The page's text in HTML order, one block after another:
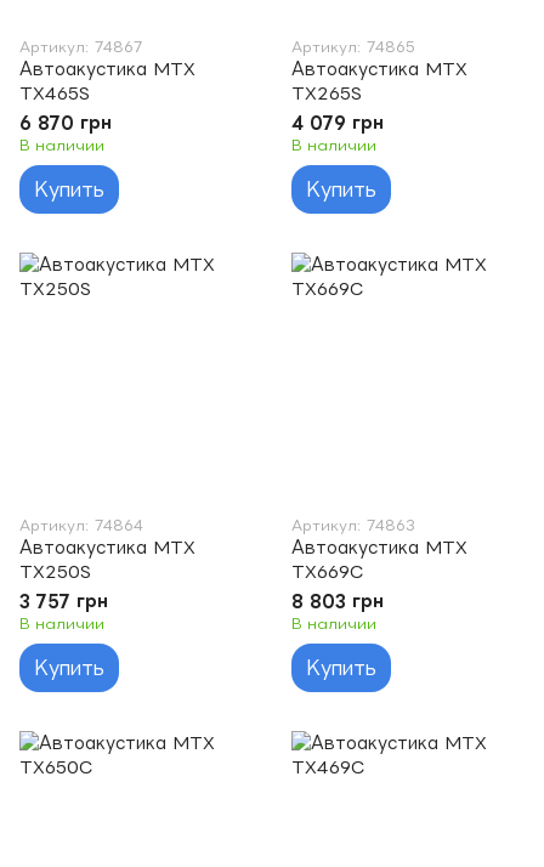
Артикул: 74867
Автоакустика MTX
TX465S
6 870 грн
В наличии
Купить
Артикул: 74865
Автоакустика MTX
TX265S
4 079 грн
В наличии
Купить
Артикул: 74864
Автоакустика MTX
TX250S
3 757 грн
В наличии
Купить
Артикул: 74863
Автоакустика MTX
TX669C
8 803 грн
В наличии
Купить